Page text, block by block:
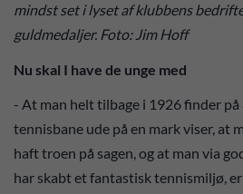
mindst set i lyset af klubbens
guldmedaljer. Foto: Jim Hoff
Nu skal I have de unge med
- At man helt tilbage i 1926 finder på
tennisbane ude på en mark viser, at
haft troen på sagen, og at man via
har skabt et fantastisk tennismiljø,